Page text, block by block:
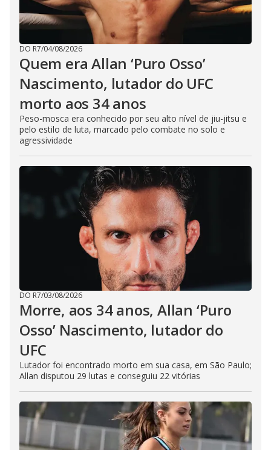
DO R7/04/08/2026
Quem era Allan ‘Puro Osso’
Nascimento, lutador do UFC
morto aos 34 anos
Peso-mosca era conhecido por seu alto nível de jiu-jitsu e
pelo estilo de luta, marcado pelo combate no solo e
agressividade
DO R7/03/08/2026
Morre, aos 34 anos, Allan ‘Puro
Osso’ Nascimento, lutador do
UFC
Lutador foi encontrado morto em sua casa, em São Paulo;
Allan disputou 29 lutas e conseguiu 22 vitórias